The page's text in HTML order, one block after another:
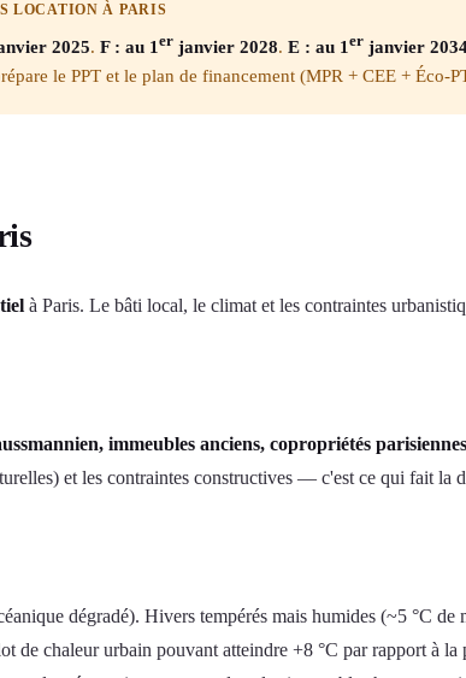
LOCATION À PARIS
2025. F : au 1 er janvier 2028. E : au 1 er janvier
le PPT et le plan de financement (MPR + CEE + Éco-
à Paris. Le bâti local, le climat et les contraintes
immeubles anciens, copropriétés parisiennes
et les contraintes constructives — c'est ce qui fait la
dégradé). Hivers tempérés mais humides (~5 °C de
de chaleur urbain pouvant atteindre +8 °C par rapport à